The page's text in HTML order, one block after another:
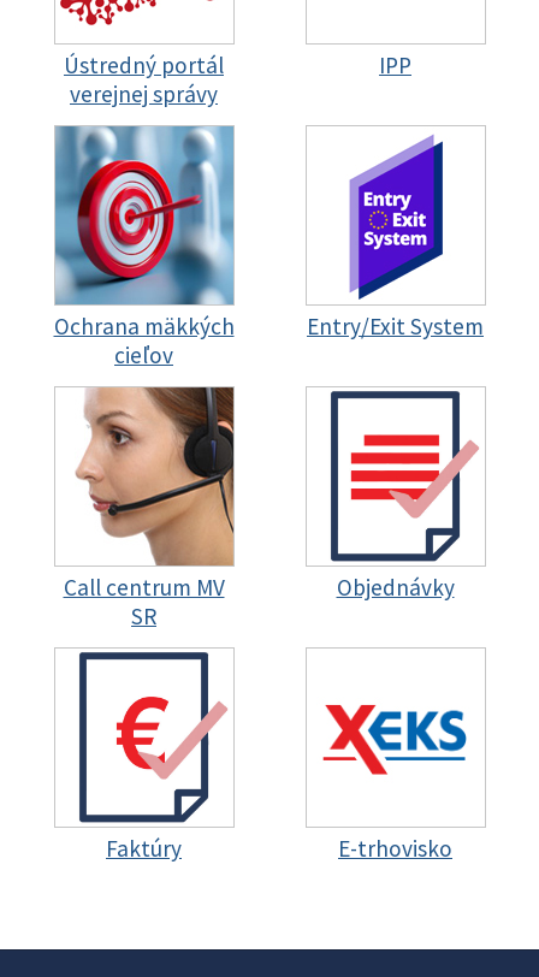
Ústredný portál
verejnej správy
IPP
Ochrana mäkkých
cieľov
Entry/Exit System
Call centrum MV
SR
Objednávky
Faktúry E-trhovisko